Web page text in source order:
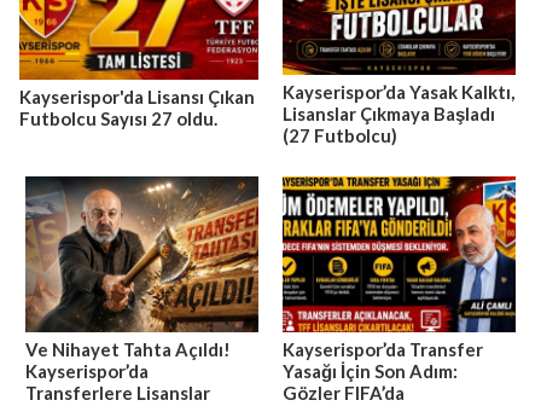
Kayserispor'da Lisansı Çıkan
Futbolcu Sayısı 27 oldu.
Kayserispor’da Yasak Kalktı,
Lisanslar Çıkmaya Başladı
(27 Futbolcu)
Ve Nihayet Tahta Açıldı!
Kayserispor’da
Transferlere Lisanslar
Kayserispor’da Transfer
Yasağı İçin Son Adım:
Gözler FIFA’da